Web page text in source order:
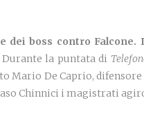
dei boss contro
la puntata di
Mario De Caprio,
Chinnici i magistrati